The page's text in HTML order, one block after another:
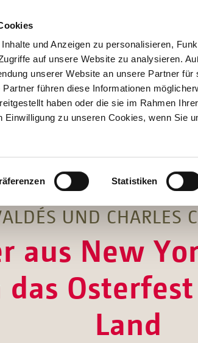
und Anzeigen zu personalisieren,
auf unsere Website zu analysieren.
unserer Website an unsere Partner für
führen diese Informationen
haben oder die sie im Rahmen
Einwilligung zu unseren Cookies, wenn Sie
Statistiken
Hilfen
Unterstützen
Projekte
UND CHARLES
aus New
Land